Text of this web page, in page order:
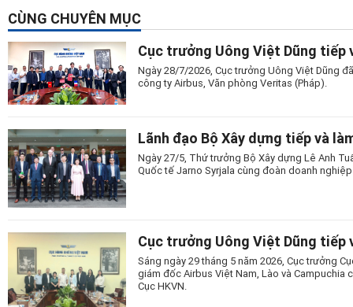
CÙNG CHUYÊN MỤC
Cục trưởng Uông Việt Dũng tiếp
Ngày 28/7/2026, Cục trưởng Uông Việt Dũng
công ty Airbus, Văn phòng Veritas (Pháp).
Lãnh đạo Bộ Xây dựng tiếp và
Ngày 27/5, Thứ trưởng Bộ Xây dựng Lê Anh
Quốc tế Jarno Syrjala cùng đoàn doanh
Cục trưởng Uông Việt Dũng
Sáng ngày 29 tháng 5 năm 2026, Cục trưởng
giám đốc Airbus Việt Nam, Lào và
Cục HKVN.